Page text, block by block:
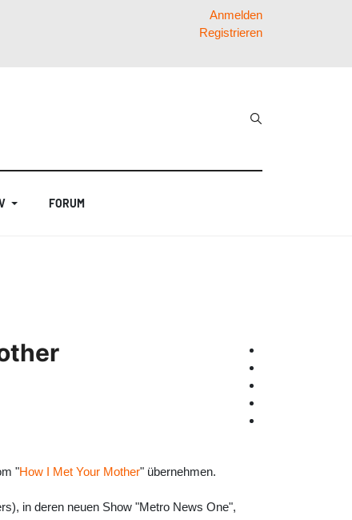
Anmelden
Registrieren
FORUM
"How I Met Your Mother" übernehmen.
in deren neuen Show "Metro News One",